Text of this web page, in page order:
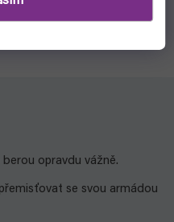
opravdu vážně.
se svou armádou